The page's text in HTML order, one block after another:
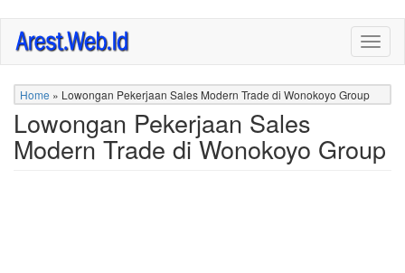
Skip
main
content
Home » Lowongan Pekerjaan Sales Modern Trade di Wonokoyo Group
Lowongan Pekerjaan Sales
Modern Trade di Wonokoyo Group